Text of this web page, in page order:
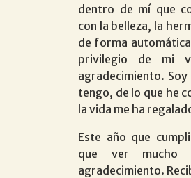
dentro de mí que
con la belleza, la
de forma
privilegio de mi
agradecimiento.
tengo, de lo que he
la vida me ha
Este año que
que ver
agradecimiento.